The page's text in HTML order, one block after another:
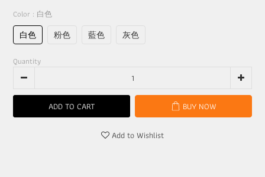
Color : 白色
白色 粉色 藍色 灰色
Quantity
ADD TO CART BUY NOW
Add to Wishlist